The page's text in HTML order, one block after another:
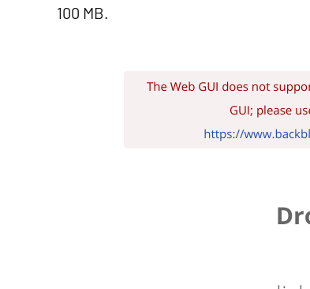
100 MB.